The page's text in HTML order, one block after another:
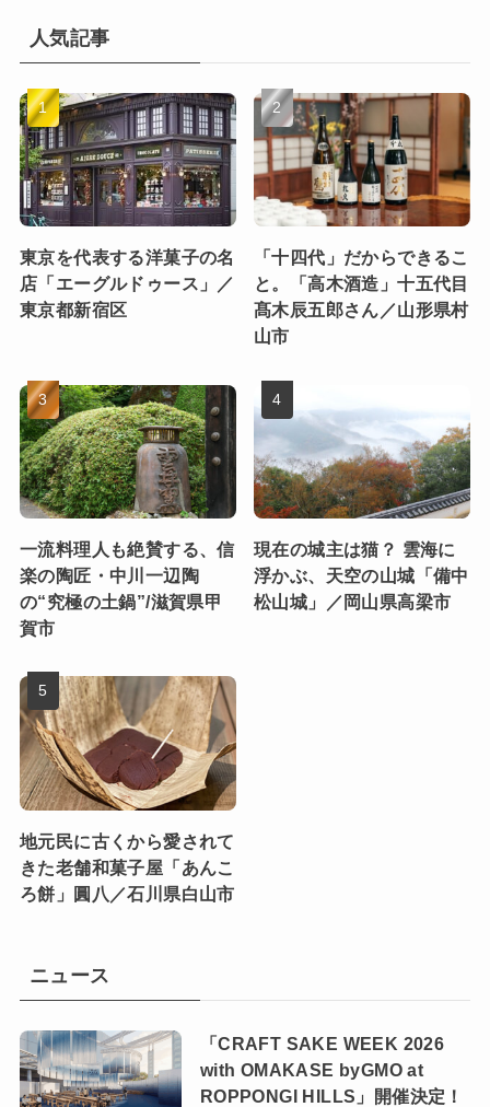
人気記事
東京を代表する洋菓子の名
店「エーグルドゥース」／
東京都新宿区
「十四代」だからできるこ
と。「高木酒造」十五代目
髙木辰五郎さん／山形県村
山市
一流料理人も絶賛する、信
楽の陶匠・中川一辺陶
の“究極の土鍋”/滋賀県甲
賀市
現在の城主は猫？ 雲海に
浮かぶ、天空の山城「備中
松山城」／岡山県高梁市
地元民に古くから愛されて
きた老舗和菓子屋「あんこ
ろ餅」圓八／石川県白山市
ニュース
「CRAFT SAKE WEEK 2026
with OMAKASE byGMO at
ROPPONGI HILLS」開催決定！